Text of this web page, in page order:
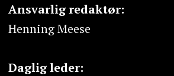
Ansvarlig redaktør:
Henning Meese
Daglig leder: